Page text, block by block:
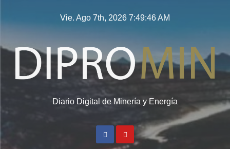
Vie. Ago 7th, 2026 7:49:47 AM
Diario Digital de Minería y Energía